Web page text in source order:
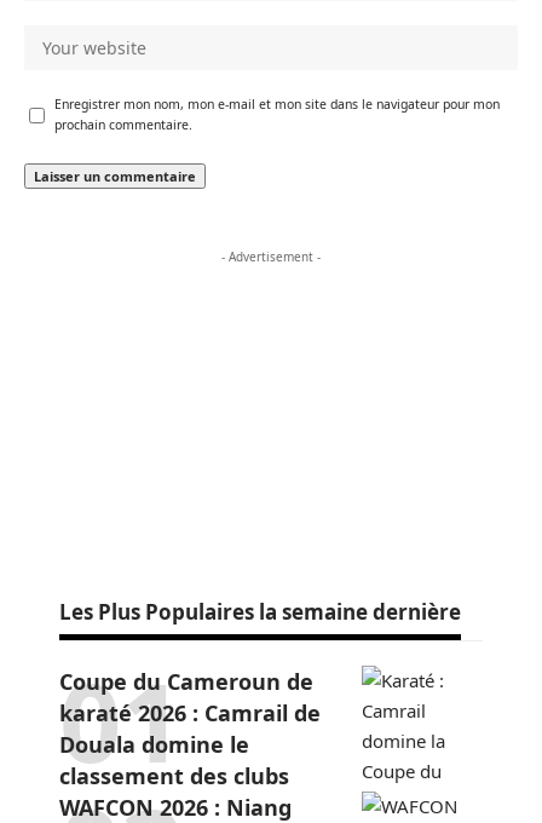
Enregistrer mon nom, mon e-mail et mon site dans le navigateur pour mon
prochain commentaire.
- Advertisement -
Les Plus Populaires la semaine dernière
Coupe du Cameroun de
karaté 2026 : Camrail de
Douala domine le
classement des clubs
WAFCON 2026 : Niang